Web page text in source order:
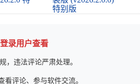
特别版
录用户查看
，违法评论严肃处理。
看评论、参与软件交流。